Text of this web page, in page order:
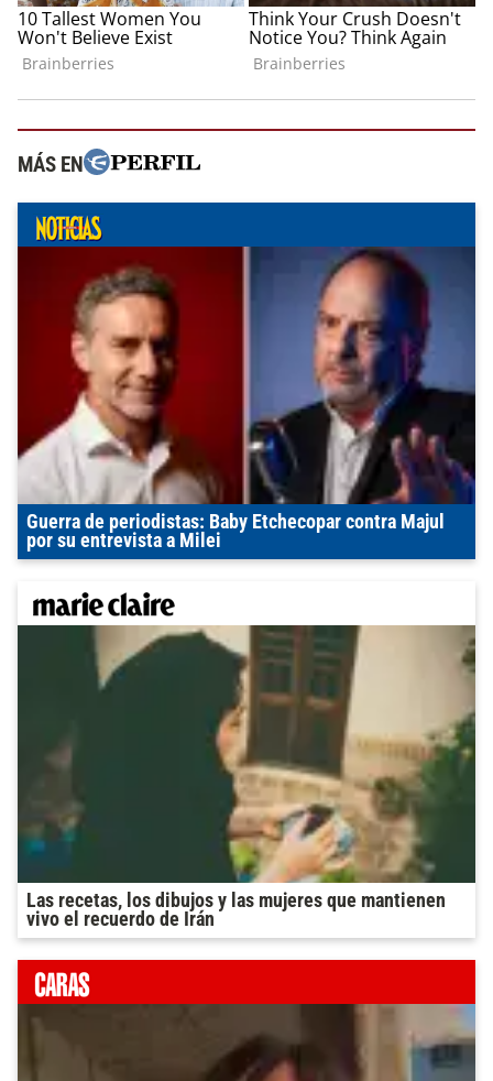
MÁS EN
Guerra de periodistas: Baby Etchecopar contra Majul
por su entrevista a Milei
Las recetas, los dibujos y las mujeres que mantienen
vivo el recuerdo de Irán